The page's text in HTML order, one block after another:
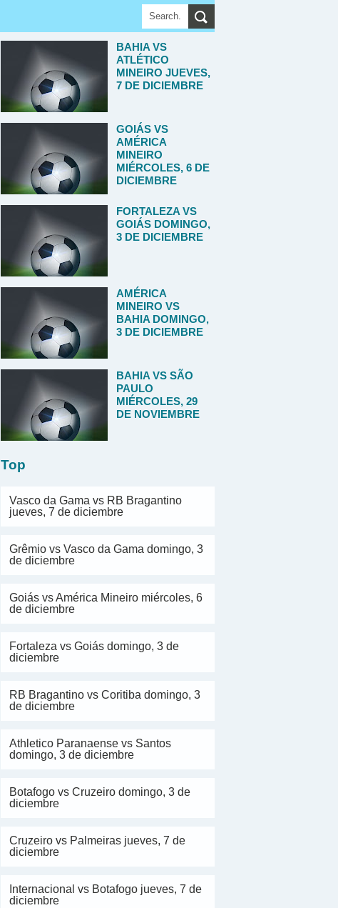
BAHIA VS
ATLÉTICO
MINEIRO JUEVES,
7 DE DICIEMBRE
GOIÁS VS
AMÉRICA
MINEIRO
MIÉRCOLES, 6 DE
DICIEMBRE
FORTALEZA VS
GOIÁS DOMINGO,
3 DE DICIEMBRE
AMÉRICA
MINEIRO VS
BAHIA DOMINGO,
3 DE DICIEMBRE
BAHIA VS SÃO
PAULO
MIÉRCOLES, 29
DE NOVIEMBRE
Top
Vasco da Gama vs RB Bragantino
jueves, 7 de diciembre
Grêmio vs Vasco da Gama domingo, 3
de diciembre
Goiás vs América Mineiro miércoles, 6
de diciembre
Fortaleza vs Goiás domingo, 3 de
diciembre
RB Bragantino vs Coritiba domingo, 3
de diciembre
Athletico Paranaense vs Santos
domingo, 3 de diciembre
Botafogo vs Cruzeiro domingo, 3 de
diciembre
Cruzeiro vs Palmeiras jueves, 7 de
diciembre
Internacional vs Botafogo jueves, 7 de
diciembre